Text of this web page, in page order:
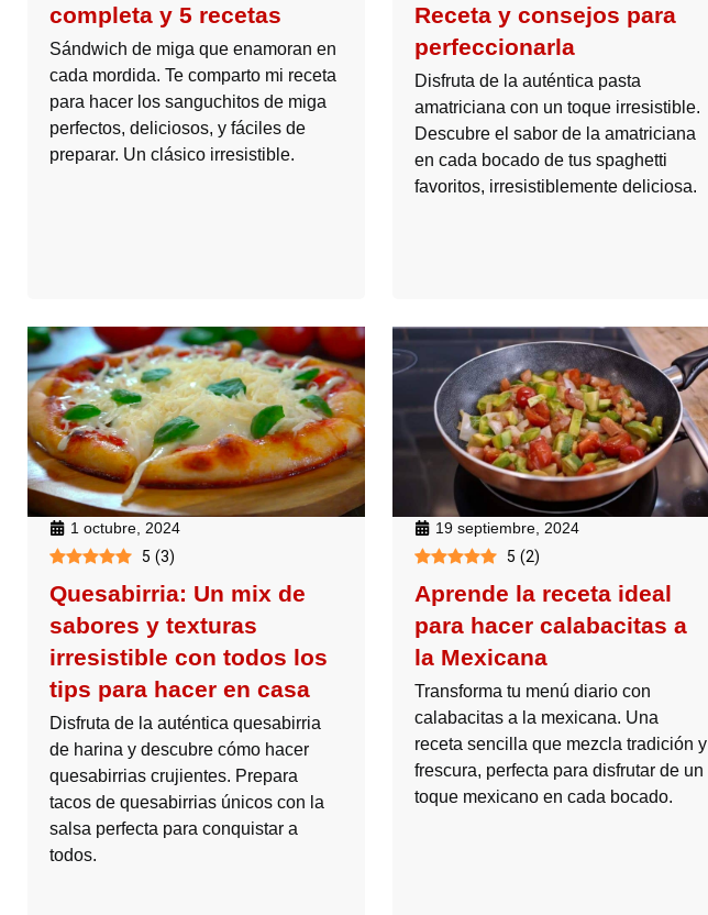
completa y 5 recetas
Sándwich de miga que enamoran en
cada mordida. Te comparto mi receta
para hacer los sanguchitos de miga
perfectos, deliciosos, y fáciles de
preparar. Un clásico irresistible.
Receta y consejos para
perfeccionarla
Disfruta de la auténtica pasta
amatriciana con un toque irresistible.
Descubre el sabor de la amatriciana
en cada bocado de tus spaghetti
favoritos, irresistiblemente deliciosa.
1 octubre, 2024
5 (3)
Quesabirria: Un mix de
sabores y texturas
irresistible con todos los
tips para hacer en casa
Disfruta de la auténtica quesabirria
de harina y descubre cómo hacer
quesabirrias crujientes. Prepara
tacos de quesabirrias únicos con la
salsa perfecta para conquistar a
todos.
19 septiembre, 2024
5 (2)
Aprende la receta ideal
para hacer calabacitas a
la Mexicana
Transforma tu menú diario con
calabacitas a la mexicana. Una
receta sencilla que mezcla tradición y
frescura, perfecta para disfrutar de un
toque mexicano en cada bocado.